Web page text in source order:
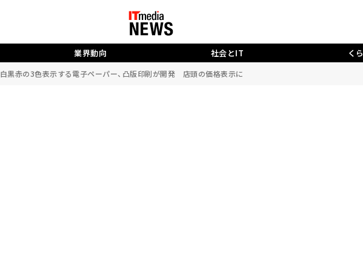
業界動向 社会とIT く
白黒赤の3色表示する電子ペーパー、凸版印刷が開発 店頭の価格表示に